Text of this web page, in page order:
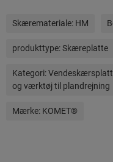
Skæremateriale: HM
produkttype:Skæreplatte
Kategori:
og værktøj til plandrejning
Mærke: KOMET®